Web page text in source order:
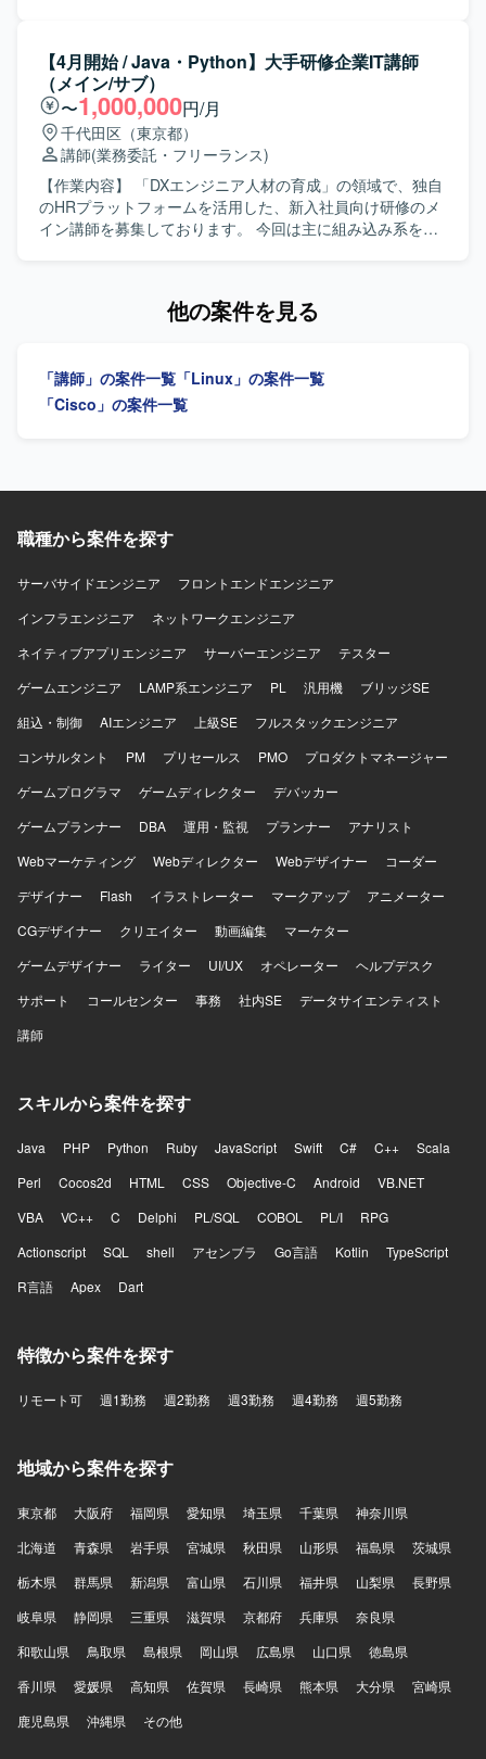
発生 ■研修運営 ・各種カリキュラムの運営 ■顧客へのレポ
ーティング ・進捗/勤怠/素行不良などの研修生の報告 ・長
期間にわたる研修の場合、顧客との運営定例会への出席 / 会
議準備
度に応じたアダプティブラーニングを取り入れて運営して
いただきます。（プロダクト使用） ＜業務内容＞ ・研修準
備 ・朝礼/夕礼の参加 ・クライアント向けの振り返り資料の
作成（スライドで1,2ページ程度） ・受講生との1on1 ・講
義 ・研修全体のハンドリング ・全体向けの講義 ・進捗度合
いにより、講義内容の順番を変更するなどの臨機応変な対
応 ・教材のカスタマイズ ＜業務詳細＞ ■研修運営準備（報
酬は発生しませんのでご了承ください） ・4月開始前に30h
の準備時間が発生する想定です。 -研修で使用する教材（自
発生 ■研修運営 ・各種カリキュラムの運営 ■顧客へのレポ
議準備
【4月開始 / Java・Python】大手研修企業IT講師
（メイン/サブ）
〜1,000,000円/月
千代田区（東京都）
講師(業務委託・フリーランス)
【作業内容】 「DXエンジニア人材の育成」の領域で、独自
のHRプラットフォームを活用した、新入社員向け研修のメ
イン講師を募集しております。 今回は主に組み込み系をメ
いただきます。（プロダクト使用） ＜業務内容＞ ・研修準
義 ・研修全体のハンドリング ・全体向けの講義 ・進捗度合
いにより、講義内容の順番を変更するなどの臨機応変な対
社プロダクト）などのキャッチアップ -講師としてのふるま
オフや1on1、講師同士のmtgなどの同期の作業が5hくらい
発生 ■研修運営 ・各種カリキュラムの運営 ■顧客へのレポ
ーティング ・進捗/勤怠/素行不良などの研修生の報告 ・長
期間にわたる研修の場合、顧客との運営定例会への出席 / 会
議準備
他の案件を見る
「講師」の案件一覧 「Linux」の案件一覧
「Cisco」の案件一覧
職種から案件を探す
サーバサイドエンジニア
フロントエンドエンジニア
インフラエンジニア
ネットワークエンジニア
ネイティブアプリエンジニア
サーバーエンジニア
テスター
ゲームエンジニア
LAMP系エンジニア PL 汎用機
ブリッジSE
組込・制御
AIエンジニア 上級SE
フルスタックエンジニア
コンサルタント
PM プリセールス PMO
プロダクトマネージャー
ゲームプログラマ
ゲームディレクター
デバッカー
ゲームプランナー
DBA 運用・監視 プランナー
アナリスト
Webマーケティング
Webディレクター Webデザイナー
コーダー
デザイナー
Flash イラストレーター マークアップ
アニメーター
CGデザイナー
クリエイター 動画編集
マーケター
ゲームデザイナー
ライター UI/UX オペレーター
ヘルプデスク
サポート
コールセンター 事務 社内SE
データサイエンティスト
講師
スキルから案件を探す
Java PHP Python Ruby JavaScript Swift C# C++
Scala
Perl
Cocos2d HTML CSS Objective-C Android
VB.NET
VBA
VC++ C Delphi PL/SQL COBOL PL/I
RPG
Actionscript
SQL shell アセンブラ Go言語 Kotlin
TypeScript
R言語
Apex Dart
特徴から案件を探す
リモート可 週1勤務 週2勤務 週3勤務 週4勤務 週5勤務
地域から案件を探す
東京都 大阪府 福岡県 愛知県 埼玉県 千葉県
神奈川県
北海道
青森県 岩手県 宮城県 秋田県 山形県 福島県
茨城県
栃木県
群馬県 新潟県 富山県 石川県 福井県 山梨県
長野県
岐阜県
静岡県 三重県 滋賀県 京都府 兵庫県
奈良県
和歌山県
鳥取県 島根県 岡山県 広島県 山口県
徳島県
香川県
愛媛県 高知県 佐賀県 長崎県 熊本県 大分県
宮崎県
鹿児島県
沖縄県 その他